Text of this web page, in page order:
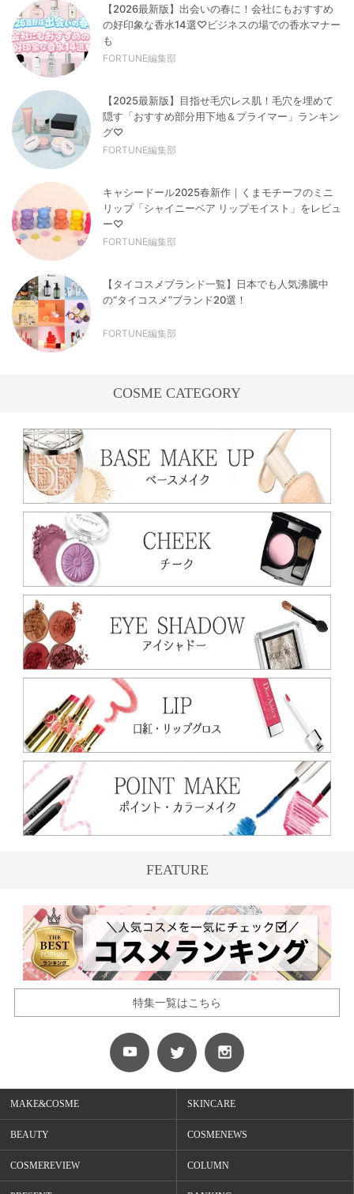
【2026最新版】出会いの春に！会社にもおすすめ
の好印象な香水14選♡ビジネスの場での香水マナー
も
FORTUNE編集部
【2025最新版】目指せ毛穴レス肌！毛穴を埋めて
隠す「おすすめ部分用下地＆プライマー」ランキン
グ♡
FORTUNE編集部
キャシードール2025春新作｜くまモチーフのミニ
リップ「シャイニーベア リップモイスト」をレビュ
ー♡
FORTUNE編集部
【タイコスメブランド一覧】日本でも人気沸騰中
の“タイコスメ”ブランド20選！
FORTUNE編集部
COSME CATEGORY
FEATURE
特集一覧はこちら
MAKE&COSME SKINCARE
BEAUTY COSMENEWS
COSMEREVIEW COLUMN